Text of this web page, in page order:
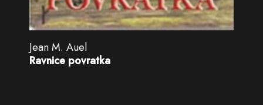
Jean M. Auel
Ravnice povratka